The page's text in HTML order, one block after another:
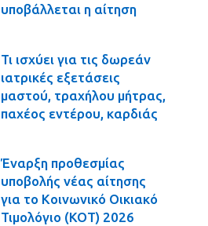
υποβάλλεται η αίτηση
Τι ισχύει για τις δωρεάν
ιατρικές εξετάσεις
μαστού, τραχήλου μήτρας,
παχέος εντέρου, καρδιάς
Έναρξη προθεσμίας
υποβολής νέας αίτησης
για το Κοινωνικό Οικιακό
Τιμολόγιο (ΚΟΤ) 2026